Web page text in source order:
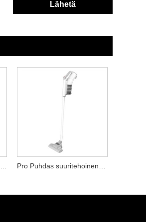
Lähetä
Monipuolinen johdoton pölynimuri